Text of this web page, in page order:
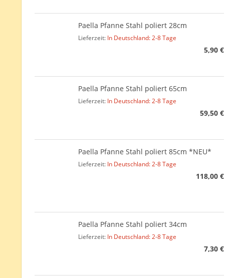
Paella Pfanne Stahl poliert 28cm
Lieferzeit: In Deutschland: 2-8 Tage
5,90 €
Paella Pfanne Stahl poliert 65cm
Lieferzeit: In Deutschland: 2-8 Tage
59,50 €
Paella Pfanne Stahl poliert 85cm *NEU*
Lieferzeit: In Deutschland: 2-8 Tage
118,00 €
Paella Pfanne Stahl poliert 34cm
Lieferzeit: In Deutschland: 2-8 Tage
7,30 €